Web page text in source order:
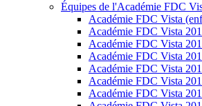
Équipes de l'Académie FDC
Académie FDC Vista
Académie FDC Vista
Académie FDC Vista
Académie FDC Vista
Académie FDC Vista
Académie FDC Vista
Académie FDC Vista